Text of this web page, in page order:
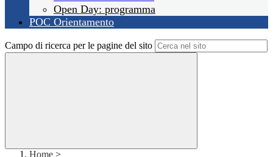
Open Day: programma
POC Orientamento
Campo di ricerca per le pagine del sito
Home >